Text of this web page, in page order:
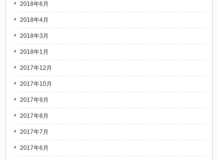
2018年6月
2018年4月
2018年3月
2018年1月
2017年12月
2017年10月
2017年9月
2017年8月
2017年7月
2017年6月